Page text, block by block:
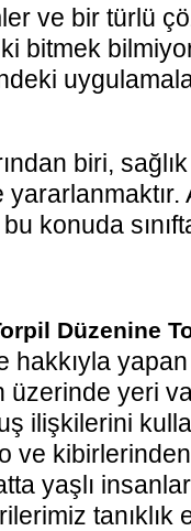
ve bir türlü
bitmek
biri,
konuda
Düzenine
yapan
üzerinde yeri
ilişkilerini
ve
yaşlı
tanıklık